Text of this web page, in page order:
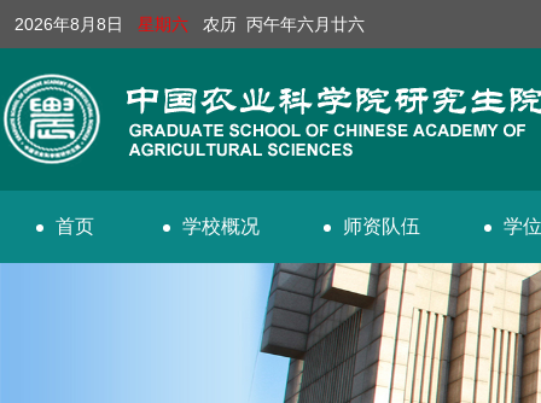
2026年8月8日 星期六 农历 丙午年六月廿六
首页 学校概况 师资队伍 学